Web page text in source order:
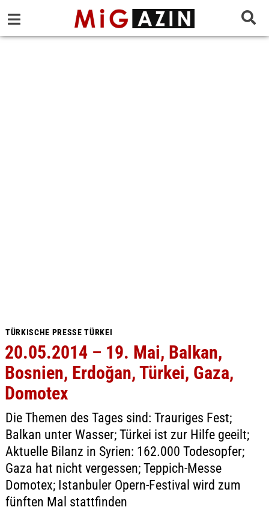
TÜRKISCHE PRESSE TÜRKEI
20.05.2014 – 19. Mai, Balkan,
Bosnien, Erdoğan, Türkei, Gaza,
Domotex
Die Themen des Tages sind: Trauriges Fest;
Balkan unter Wasser; Türkei ist zur Hilfe geeilt;
Aktuelle Bilanz in Syrien: 162.000 Todesopfer;
Gaza hat nicht vergessen; Teppich-Messe
Domotex; Istanbuler Opern-Festival wird zum
fünften Mal stattfinden